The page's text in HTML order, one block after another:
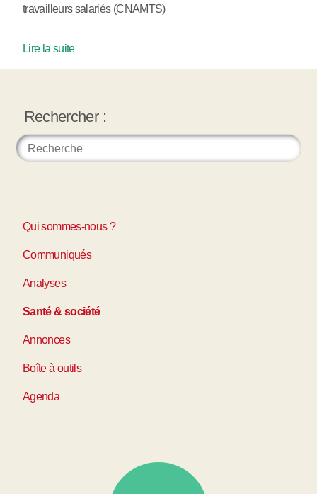
travailleurs salariés (CNAMTS)
Lire la suite
Rechercher :
Qui sommes-nous ?
Communiqués
Analyses
Santé & société
Annonces
Boîte à outils
Agenda